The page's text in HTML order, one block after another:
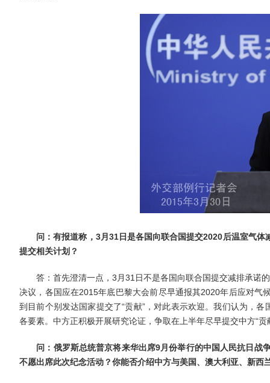
问：有报道称 ， 3月 31日是各国向联合国提交2020后温室气体
提交相关计划？
答：首先澄清一点，3月31日不是各国向联合国提交减排承诺
决议，各国应在2015年底巴黎大会前尽早通报其2020年后应对气
到目前个别发达国家提交了“贡献”，对此表示欢迎。我们认为，
各要素。中方正积极开展研究论证，争取在上半年尽早提交中方“贡
问：俄罗斯总统普京将来华出席9月份举行的中国人民抗日战
不愿出席此次纪念活动？你能否介绍中方与美国、 澳大利亚、 新西